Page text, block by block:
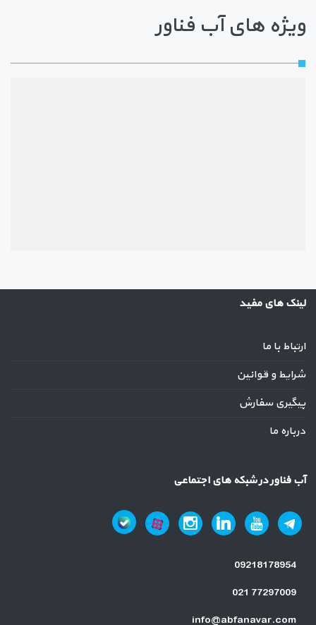
ویژه های آب فناور
لینک های مفید
ارتباط با ما
شرایط و قوانین
پیگیری سفارش
درباره ما
آب فناور در شبکه های اجتماعی
09218178954
021 77297009
info@abfanavar.com